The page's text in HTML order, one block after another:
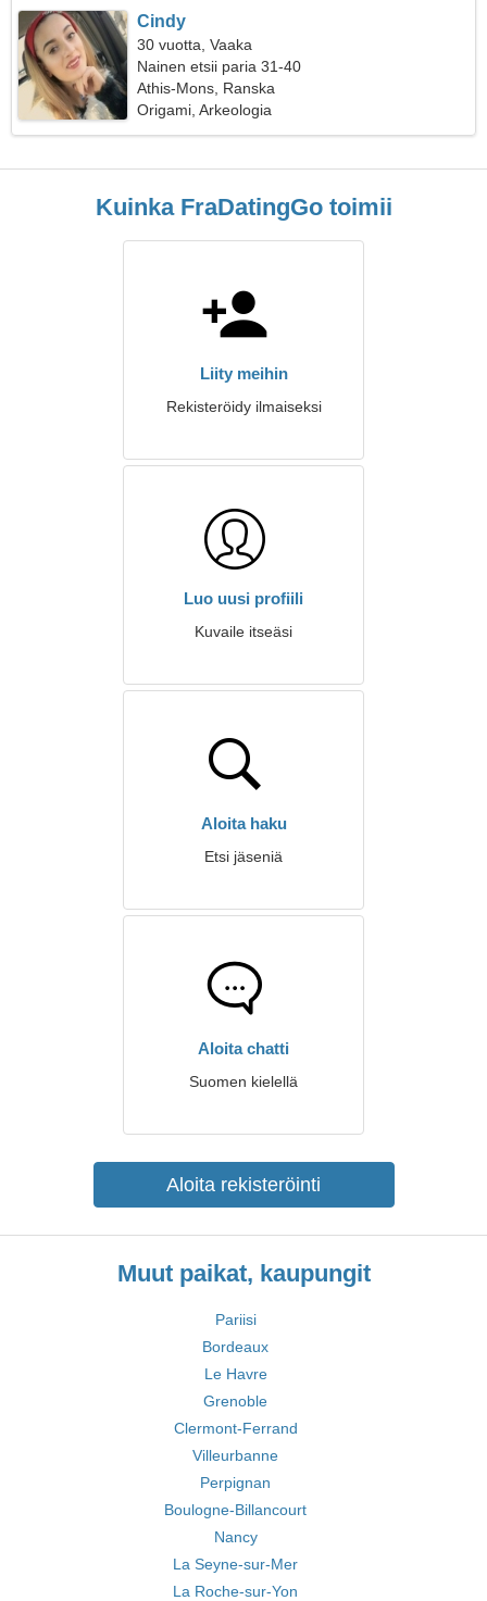
Cindy
30 vuotta, Vaaka
Nainen etsii paria 31-40
Athis-Mons, Ranska
Origami, Arkeologia
Kuinka FraDatingGo toimii
Liity meihin
Rekisteröidy ilmaiseksi
Luo uusi profiili
Kuvaile itseäsi
Aloita haku
Etsi jäseniä
Aloita chatti
Suomen kielellä
Aloita rekisteröinti
Muut paikat, kaupungit
Pariisi
Bordeaux
Le Havre
Grenoble
Clermont-Ferrand
Villeurbanne
Perpignan
Boulogne-Billancourt
Nancy
La Seyne-sur-Mer
La Roche-sur-Yon